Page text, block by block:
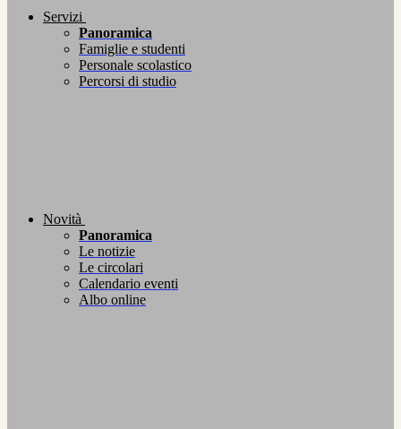
Servizi
Panoramica
Famiglie e studenti
Personale scolastico
Percorsi di studio
Novità
Panoramica
Le notizie
Le circolari
Calendario eventi
Albo online